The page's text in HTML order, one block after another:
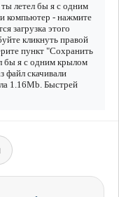
летел бы я с одним
компьютер - нажмите
загрузка этого
кликнуть правой
пункт "Сохранить
бы я с одним крылом
файл скачивали
1.16Mb. Быстрей